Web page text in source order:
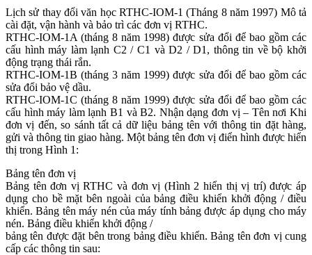
Lịch sử thay đổi văn học RTHC-IOM-1 (Tháng 8 năm 1997) Mô tả
cài đặt, vận hành và bảo trì các đơn vị RTHC.
RTHC-IOM-1A (tháng 8 năm 1998) được sửa đổi để bao gồm các
cấu hình máy làm lạnh C2 / C1 và D2 / D1, thông tin về bộ khởi
động trạng thái rắn.
RTHC-IOM-1B (tháng 3 năm 1999) được sửa đổi để bao gồm các
sửa đổi bảo vệ dầu.
RTHC-IOM-1C (tháng 8 năm 1999) được sửa đổi để bao gồm các
cấu hình máy làm lạnh B1 và B2. Nhận dạng đơn vị – Tên nơi Khi
đơn vị đến, so sánh tất cả dữ liệu bảng tên với thông tin đặt hàng,
gửi và thông tin giao hàng. Một bảng tên đơn vị điển hình được hiển
thị trong Hình 1:
Bảng tên đơn vị
Bảng tên đơn vị RTHC và đơn vị (Hình 2 hiển thị vị trí) được áp
dụng cho bề mặt bên ngoài của bảng điều khiển khởi động / điều
khiển. Bảng tên máy nén của máy tính bảng được áp dụng cho máy
nén. Bảng điều khiển khởi động /
bảng tên được đặt bên trong bảng điều khiển. Bảng tên đơn vị cung
cấp các thông tin sau: